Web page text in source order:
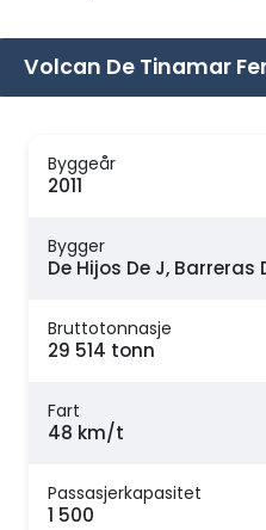
Volcan De Tinamar
Byggeår
2011
Bygger
De Hijos De J, Barreras
Bruttotonnasje
29 514 tonn
Fart
48 km/t
Passasjerkapasitet
1 500